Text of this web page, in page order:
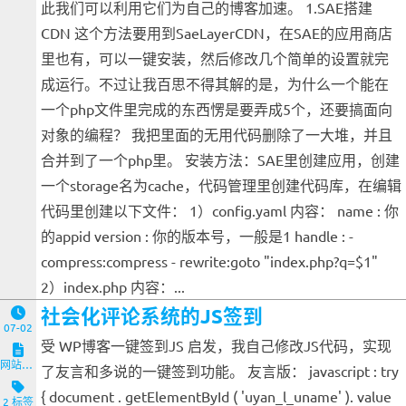
此我们可以利用它们为自己的博客加速。 1.SAE搭建
CDN 这个方法要用到SaeLayerCDN，在SAE的应用商店
里也有，可以一键安装，然后修改几个简单的设置就完
成运行。不过让我百思不得其解的是，为什么一个能在
一个php文件里完成的东西愣是要弄成5个，还要搞面向
对象的编程？ 我把里面的无用代码删除了一大堆，并且
合并到了一个php里。 安装方法：SAE里创建应用，创建
一个storage名为cache，代码管理里创建代码库，在编辑
代码里创建以下文件： 1）config.yaml 内容： name : 你
的appid version : 你的版本号，一般是1 handle : -
compress:compress - rewrite:goto "index.php?q=$1"
2）index.php 内容：...
07-02
网站与服务端
2 标签
社会化评论系统的JS签到
受 WP博客一键签到JS 启发，我自己修改JS代码，实现
了友言和多说的一键签到功能。 友言版： javascript : try
{ document . getElementById ( 'uyan_l_uname' ). value